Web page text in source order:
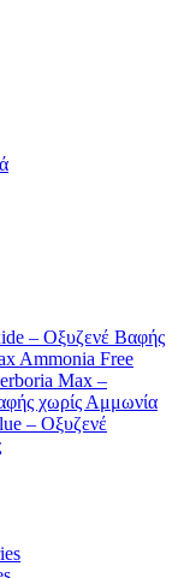
– Οξυζενέ Βαφής
Ammonia Free
Max –
χωρίς Αμμωνία
– Οξυζενέ